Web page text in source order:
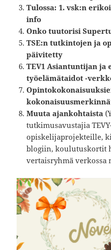
Tulossa: 1. vsk:n
info
Onko tuutorisi
TSE:n tutkintojen ja
päivitetty
TEV1 Asiantuntijan ja
työelämätaidot -
Muuta ajankohtaista
tutkimusavustajia
opiskelijaprojekteille,
blogiin, koulutuskortit
vertaisryhmä verkossa